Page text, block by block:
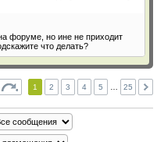
форуме, но ине не приходит
что делать?
1 2 3 4 5 … 25